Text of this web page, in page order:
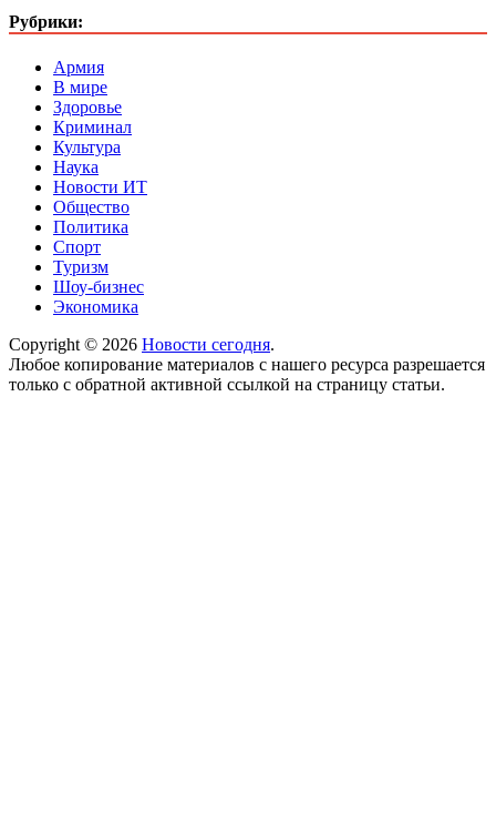
Рубрики:
Армия
В мире
Здоровье
Криминал
Культура
Наука
Новости ИТ
Общество
Политика
Спорт
Туризм
Шоу-бизнес
Экономика
Copyright © 2026 Новости сегодня.
Любое копирование материалов с нашего ресурса разрешается
только с обратной активной ссылкой на страницу статьи.